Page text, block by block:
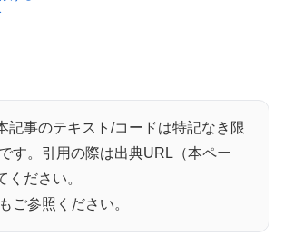
記事のテキスト/コードは特記なき限
です。引用の際は出典URL（本ペー
ください。
もご参照ください。